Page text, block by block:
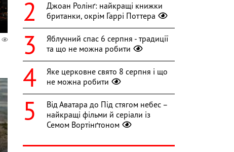
Джоан Ролінґ: найкращі книжки
британки, окрім Гаррі Поттера
Яблучний спас 6 серпня - традиції
та що не можна робити
Яке церковне свято 8 серпня і що
не можна робити
Від Аватара до Під стягом небес –
найкращі фільми й серіали із
Семом Вортінґтоном